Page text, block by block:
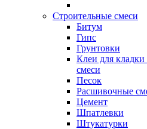
Строительные смеси
Битум
Гипс
Грунтовки
Клеи для
смеси
Песок
Расшивочные
Цемент
Шпатлевки
Штукатурки